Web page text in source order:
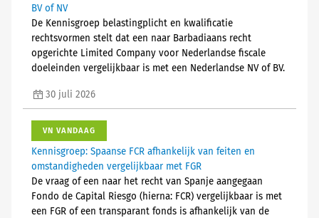
BV of NV
De Kennisgroep belastingplicht en kwalificatie
rechtsvormen stelt dat een naar Barbadiaans recht
opgerichte Limited Company voor Nederlandse fiscale
doeleinden vergelijkbaar is met een Nederlandse NV of BV.
30 juli 2026
VN VANDAAG
Kennisgroep: Spaanse FCR afhankelijk van feiten en
omstandigheden vergelijkbaar met FGR
De vraag of een naar het recht van Spanje aangegaan
Fondo de Capital Riesgo (hierna: FCR) vergelijkbaar is met
een FGR of een transparant fonds is afhankelijk van de